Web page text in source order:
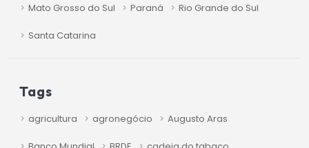
Mato Grosso do Sul Paraná Rio Grande do Sul
Santa Catarina
Tags
agricultura agronegócio Augusto Aras